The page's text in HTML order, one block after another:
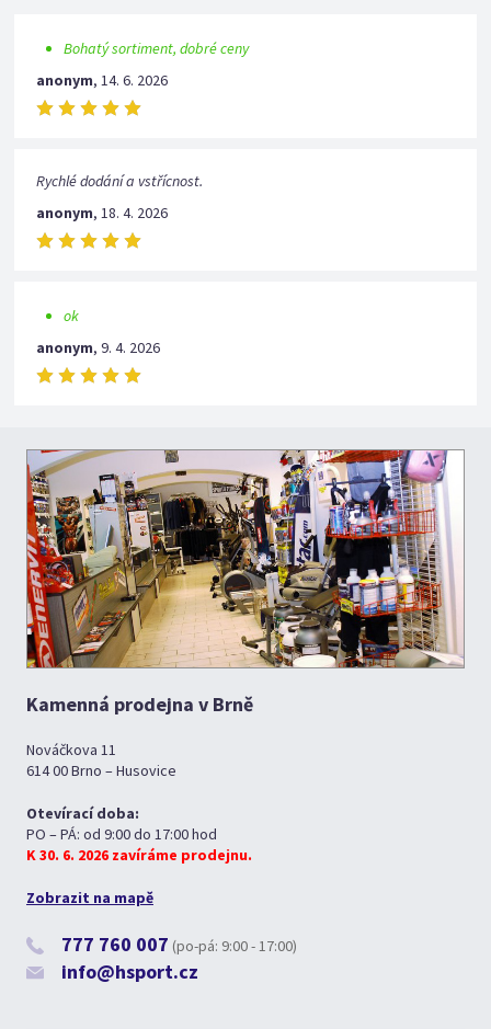
Bohatý sortiment, dobré ceny
anonym,14. 6. 2026
Rychlé dodání a vstřícnost.
anonym,18. 4. 2026
ok
anonym,9. 4. 2026
Kamenná prodejna v Brně
Nováčkova 11
614 00 Brno – Husovice
Otevírací doba:
PO – PÁ: od 9:00 do 17:00 hod
K 30. 6. 2026 zavíráme prodejnu.
Zobrazit na mapě
777 760 007 (po-pá: 9:00 - 17:00)
info@hsport.cz